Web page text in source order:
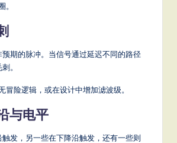
。
期的脉冲。当信号通过延迟不同的路径
。
冒险逻辑，或在设计中增加滤波级。
与电平
发，另一些在下降沿触发，还有一些则